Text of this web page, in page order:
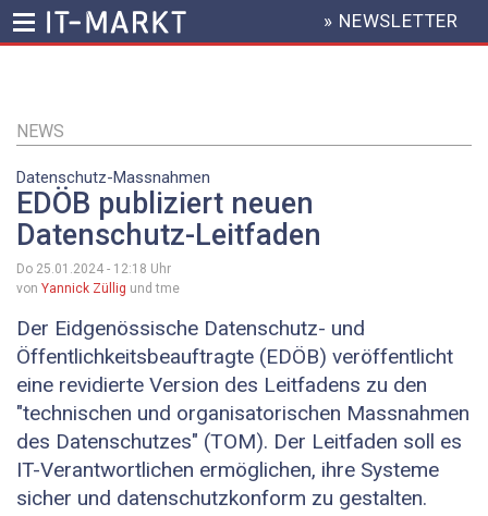
Inhalt
HEADER
MENU
» NEWSLETTER
NEWS
Datenschutz-Massnahmen
EDÖB publiziert neuen
Datenschutz-Leitfaden
Do 25.01.2024 - 12:18 Uhr
von Yannick Züllig und tme
Der Eidgenössische Datenschutz- und
Öffentlichkeitsbeauftragte (EDÖB) veröffentlicht
eine revidierte Version des Leitfadens zu den
"technischen und organisatorischen Massnahmen
des Datenschutzes" (TOM). Der Leitfaden soll es
IT-Verantwortlichen ermöglichen, ihre Systeme
sicher und datenschutzkonform zu gestalten.